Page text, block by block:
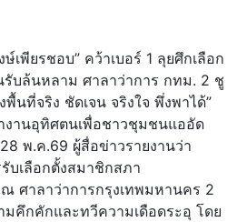
เพียรชอบ” คว้าเบอร์ 1 ลุยศึกเลือก
รับล้นหลาม ศาลาว่าการ กทม. 2 ชู
นที่จริง ชัดเจน จริงใจ พึ่งพาได้”
งานอุทิศตนเพื่อชาวชุมชนแออัด
พ.ค.69 ผู้สื่อข่าวรายงานว่า
บเลือกตั้งสมาชิกสภา
ศาลาว่าการกรุงเทพมหานคร 2
มคึกคักและทวีความเดือดระอุ โดย